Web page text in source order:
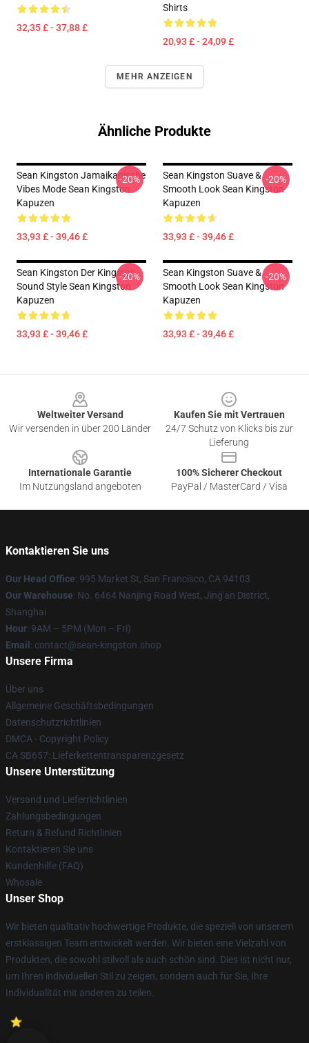
32,35 £ - 37,88 £
Shirts
20,93 £ - 24,09 £
MEHR ANZEIGEN
Ähnliche Produkte
Sean Kingston Jamaikanische
Vibes Mode Sean Kingston
Kapuzen
33,93 £ - 39,46 £
-20%
Sean Kingston Suave &
Smooth Look Sean Kingston
Kapuzen
33,93 £ - 39,46 £
-20%
Sean Kingston Der Kingston
Sound Style Sean Kingston
Kapuzen
33,93 £ - 39,46 £
-20%
Sean Kingston Suave &
Smooth Look Sean Kingston
Kapuzen
33,93 £ - 39,46 £
-20%
Weltweiter Versand
Wir versenden in über 200 Länder
Kaufen Sie mit Vertrauen
24/7 Schutz von Klicks bis zur
Lieferung
Internationale Garantie
Im Nutzungsland angeboten
100% Sicherer Checkout
PayPal / MasterCard / Visa
Kontaktieren Sie uns
Our Head Office: 995 Market St, San Francisco, CA 94103
Our Warehouse: No. 6464 Nanjing Road West, Jing'an District,
Shanghai
Hour: 9AM – 5PM (Mon – Fri)
Email : contact@sean-kingston.shop
Unsere Firma
Über uns
Allgemeine Geschäftsbedingungen
Datenschutzrichtlinien
DMCA - Copyright Policy
CA SB657: Lieferkettentransparenzgesetz
Unsere Unterstützung
Versand und Lieferrichtlinien
Zahlungsbedingungen
Return & Refund Richtlinien
Kontaktieren Sie uns
Kundenhilfe (FAQ)
Whosale
Unser Shop
Wir bieten qualitativ hochwertige Produkte, die speziell von unserem
erstklassigen Team entwickelt werden. Wir bieten eine Vielzahl von
Produkten, die sowohl stilvoll als auch schön sind. Dies ist nicht nur,
um Ihren individuellen Stil zu zeigen, sondern auch für Sie, Ihre
Individualität mit anderen zu teilen.